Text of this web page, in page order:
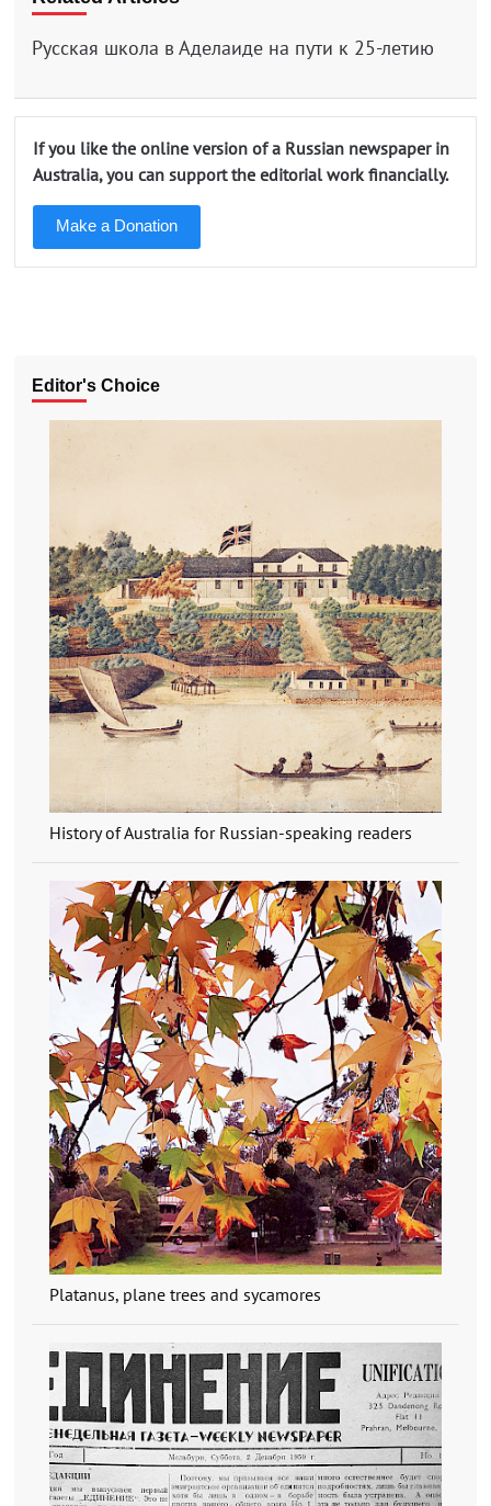
Русская школа в Аделаиде на пути к 25-летию
If you like the online version of a Russian newspaper in
Australia, you can support the editorial work financially.
Make a Donation
Editor's Choice
History of Australia for Russian-speaking readers
Platanus, plane trees and sycamores